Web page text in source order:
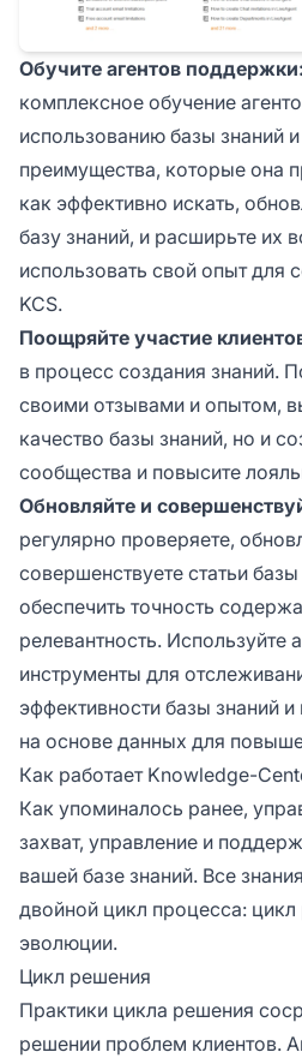
Обучите агентов поддержки:
комплексное обучение
использованию базы знаний
преимущества, которые она
как эффективно искать,
базу знаний, и расширьте их
использовать свой опыт для
KCS.
Поощряйте участие
в процесс создания знаний.
своими отзывами и опытом,
качество базы знаний, но и
сообщества и повысите
Обновляйте и
регулярно проверяете,
совершенствуете статьи
обеспечить точность
релевантность. Используйте
инструменты для
эффективности базы знаний
на основе данных для
Как работает Knowledge-
Как упоминалось ранее,
захват, управление и
вашей базе знаний. Все
двойной цикл процесса:
эволюции.
Цикл решения
Практики цикла решения
решении проблем клиентов.